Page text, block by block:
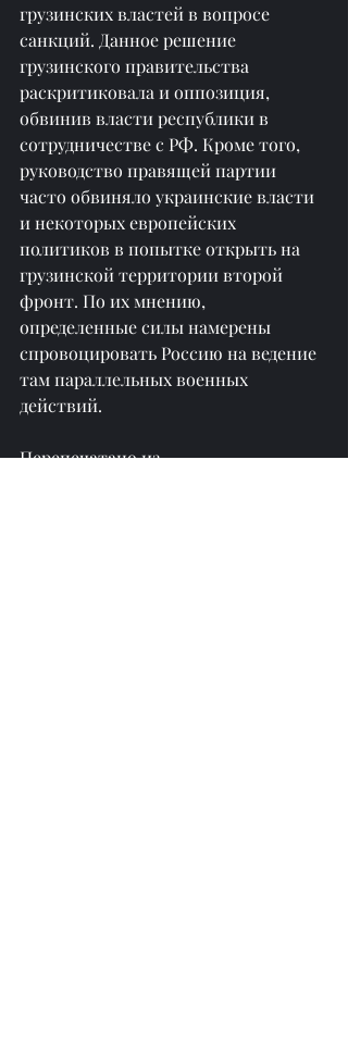
грузинских властей в вопросе
санкций. Данное решение
грузинского правительства
раскритиковала и оппозиция,
обвинив власти республики в
сотрудничестве с РФ. Кроме того,
руководство правящей партии
часто обвиняло украинские власти
и некоторых европейских
политиков в попытке открыть на
грузинской территории второй
фронт. По их мнению,
определенные силы намерены
спровоцировать Россию на ведение
там параллельных военных
действий.
Перепечатано из